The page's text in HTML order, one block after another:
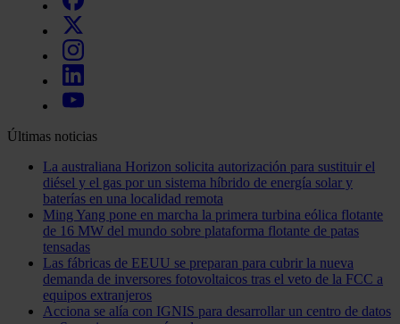
Últimas noticias
La australiana Horizon solicita autorización para sustituir el
diésel y el gas por un sistema híbrido de energía solar y
baterías en una localidad remota
Ming Yang pone en marcha la primera turbina eólica flotante
de 16 MW del mundo sobre plataforma flotante de patas
tensadas
Las fábricas de EEUU se preparan para cubrir la nueva
demanda de inversores fotovoltaicos tras el veto de la FCC a
equipos extranjeros
Acciona se alía con IGNIS para desarrollar un centro de datos